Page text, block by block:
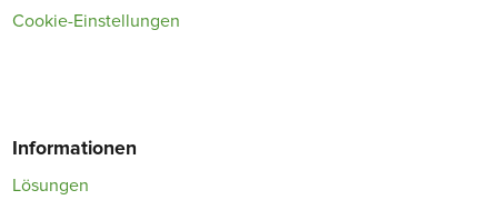
Cookie-Einstellungen
Informationen
Lösungen